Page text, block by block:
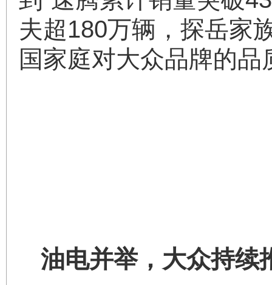
夫超180万辆，探岳家
国家庭对大众品牌的
油电并举，大众持续